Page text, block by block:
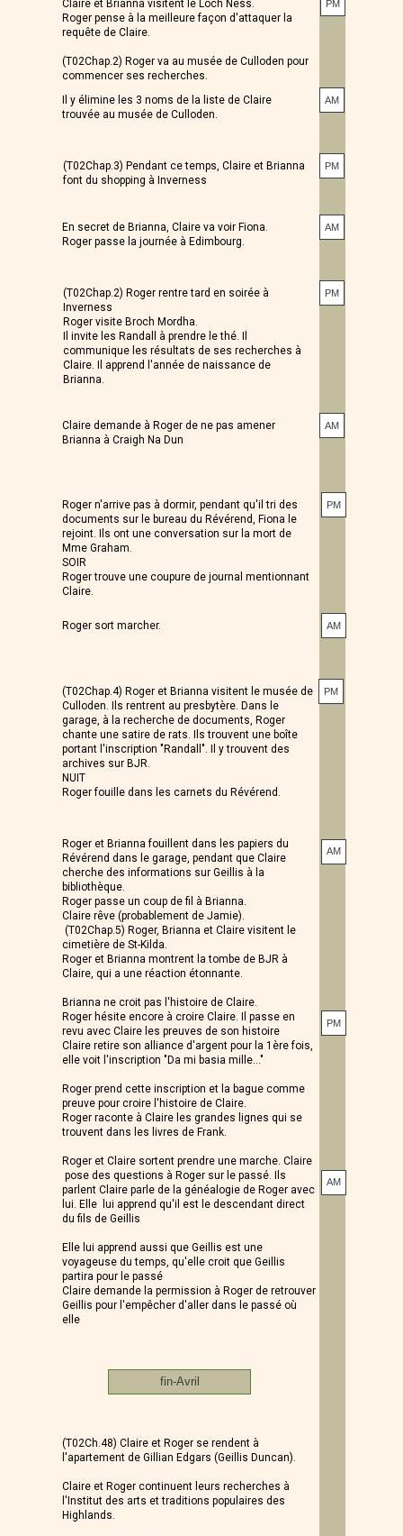
PM
Claire et Brianna visitent le Loch Ness.
Roger pense à la meilleure façon d'attaquer la
requête de Claire.
(T02Chap.2) Roger va au musée de Culloden pour
commencer ses recherches.
PM
Il y élimine les 3 noms de la liste de Claire
trouvée au musée de Culloden.
(T02Chap.3) Pendant ce temps, Claire et Brianna
font du shopping à Inverness
AM
PM
(T02Chap.2) Roger rentre tard en soirée à
Inverness
Roger visite Broch Mordha.
Il invite les Randall à prendre le thé. Il
communique les résultats de ses recherches à
Claire. Il apprend l'année de naissance de
Brianna.
En secret de Brianna, Claire va voir Fiona.
Roger passe la journée à Edimbourg.
AM
Roger n'arrive pas à dormir, pendant qu'il tri des
documents sur le bureau du Révérend, Fiona le
rejoint. Ils ont une conversation sur la mort de
Mme Graham.
SOIR
Roger trouve une coupure de journal mentionnant
Claire.
PM
AM
Claire demande à Roger de ne pas amener
Brianna à Craigh Na Dun
AM
Roger sort marcher.
PM
Roger et Brianna fouillent dans les papiers du
Révérend dans le garage, pendant que Claire
cherche des informations sur Geillis à la
bibliothèque.
Roger passe un coup de fil à Brianna.
Claire rêve (probablement de Jamie).
(T02Chap.5) Roger, Brianna et Claire visitent le
cimetière de St-Kilda.
Roger et Brianna montrent la tombe de BJR à
Claire, qui a une réaction étonnante.
Brianna ne croit pas l'histoire de Claire.
Roger hésite encore à croire Claire. Il passe en
revu avec Claire les preuves de son histoire
Claire retire son alliance d'argent pour la 1ère fois,
elle voit l'inscription "Da mi basia mille…"
Roger prend cette inscription et la bague comme
preuve pour croire l'histoire de Claire.
Roger raconte à Claire les grandes lignes qui se
trouvent dans les livres de Frank.
Roger et Claire sortent prendre une marche. Claire
pose des questions à Roger sur le passé. Ils
parlent Claire parle de la généalogie de Roger avec
lui. Elle lui apprend qu'il est le descendant direct
du fils de Geillis
Elle lui apprend aussi que Geillis est une
voyageuse du temps, qu'elle croit que Geillis
partira pour le passé
Claire demande la permission à Roger de retrouver
Geillis pour l'empêcher d'aller dans le passé où
elle
AM
(T02Chap.4) Roger et Brianna visitent le musée de
Culloden. Ils rentrent au presbytère. Dans le
garage, à la recherche de documents, Roger
chante une satire de rats. Ils trouvent une boîte
portant l'inscription "Randall". Il y trouvent des
archives sur BJR.
NUIT
Roger fouille dans les carnets du Révérend.
PM
AM
fin-Avril
(T02Ch.48) Claire et Roger se rendent à
l'apartement de Gillian Edgars (Geillis Duncan).
Claire et Roger continuent leurs recherches à
l'Institut des arts et traditions populaires des
Highlands.